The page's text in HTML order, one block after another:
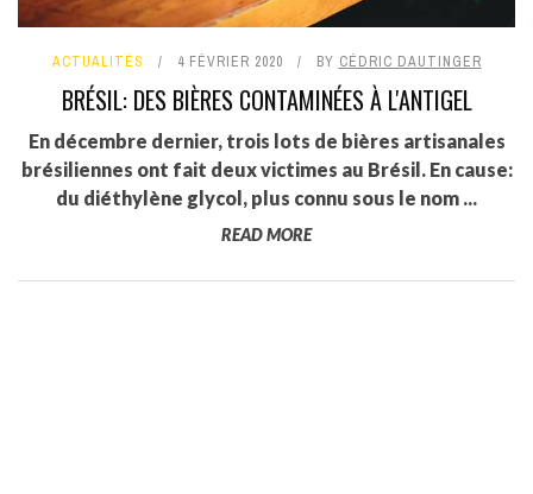
ACTUALITÉS 4 FÉVRIER 2020 BY CÉDRIC DAUTINGER
BRÉSIL: DES BIÈRES CONTAMINÉES À L'ANTIGEL
En décembre dernier, trois lots de bières artisanales
brésiliennes ont fait deux victimes au Brésil. En cause:
du diéthylène glycol, plus connu sous le nom ...
READ MORE